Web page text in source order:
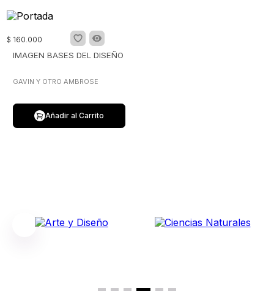
$ 160.000
IMAGEN BASES DEL DISEÑO
GAVIN Y OTRO AMBROSE
Añadir al Carrito